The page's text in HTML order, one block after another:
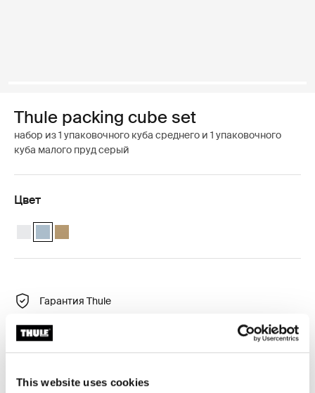
This website uses cookies
Thule packing cube set
набор из 1 упаковочного куба среднего и 1 упаковочного
куба малого пруд серый
Цвет
Thule packing cube set Белый
Thule packing cube set Прудово-серый (selected)
Thule packing cube set Нежный бежевый
Гарантия Thule
Найти в магазине